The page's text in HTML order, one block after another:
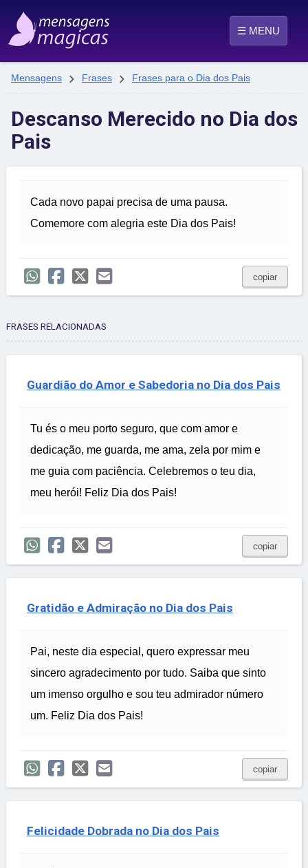
☰ MENU
Mensagens  Frases  Frases para o Dia dos Pais
Descanso Merecido no Dia dos
Pais
Cada novo papai precisa de uma pausa.
Comemore com alegria este Dia dos Pais!
copiar
FRASES RELACIONADAS
Guardião do Amor e Sabedoria no Dia dos Pais
Tu és o meu porto seguro, que com amor e
dedicação, me guarda, me ama, zela por mim e
me guia com paciência. Celebremos o teu dia,
meu herói! Feliz Dia dos Pais!
copiar
Gratidão e Admiração no Dia dos Pais
Pai, neste dia especial, quero expressar meu
sincero agradecimento por tudo. Saiba que sinto
um imenso orgulho e sou teu admirador número
um. Feliz Dia dos Pais!
copiar
Felicidade Dobrada no Dia dos Pais